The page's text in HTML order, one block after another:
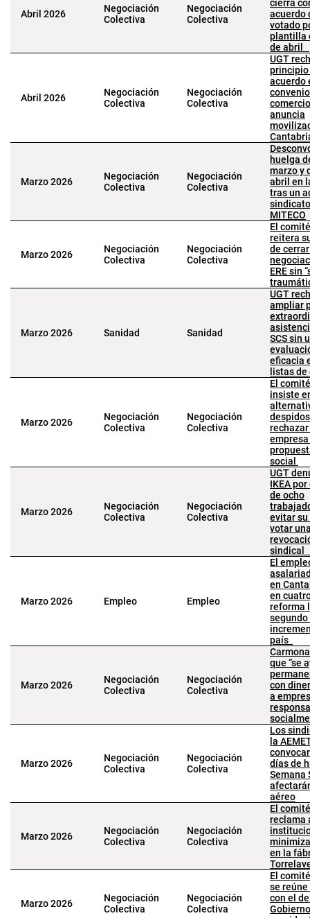
Abril 2026
Negociación
Colectiva
Negociación
Colectiva
cierra
acuerdo
votado
plantilla
de abril
Abril 2026
Negociación
Colectiva
Negociación
Colectiva
UGT
principio
acuerdo
anuncia
Marzo 2026
Negociación
Colectiva
Negociación
Colectiva
huelga
marzo y
abril en
tras un
MITECO
Marzo 2026
Negociación
Colectiva
Negociación
Colectiva
El
reitera
de
ERE sin
Marzo 2026 Sanidad Sanidad
UGT
ampliar
SCS sin
eficacia
listas
Marzo 2026
Negociación
Colectiva
Negociación
Colectiva
El
insiste
social
Marzo 2026
Negociación
Colectiva
Negociación
Colectiva
UGT
IKEA
de ocho
evitar su
votar
Marzo 2026 Empleo Empleo
El
en
en
reforma
segundo
país
Marzo 2026
Negociación
Colectiva
Negociación
Colectiva
que “se
con
a
Marzo 2026
Negociación
Colectiva
Negociación
Colectiva
Los
la
días de
Semana
aéreo
Marzo 2026
Negociación
Colectiva
Negociación
Colectiva
El
reclama
en la
Marzo 2026
Negociación
Colectiva
Negociación
Colectiva
El
se
con el